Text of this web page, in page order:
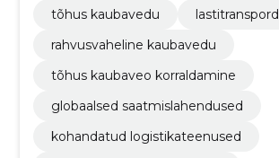
tõhus kaubavedu
rahvusvaheline kaubavedu
tõhus kaubaveo korraldamine
globaalsed saatmislahendused
kohandatud logistikateenused